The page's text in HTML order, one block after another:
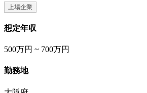
上場企業
想定年収
500万円 ~ 700万円
勤務地